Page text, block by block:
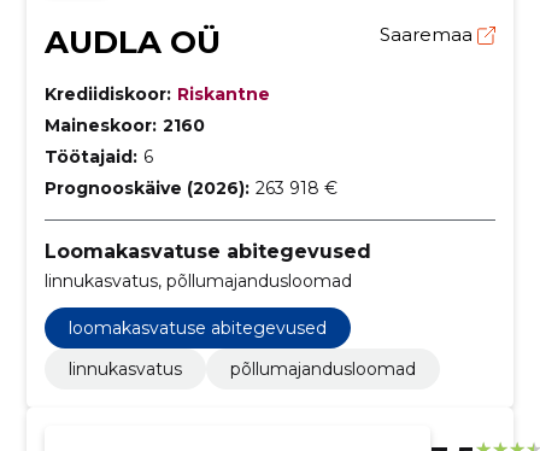
AUDLA OÜ Saaremaa
Krediidiskoor: Riskantne
Maineskoor: 2160
Töötajaid: 6
Prognooskäive (2026): 263 918 €
Loomakasvatuse abitegevused
linnukasvatus, põllumajandusloomad
loomakasvatuse abitegevused
linnukasvatus
põllumajandusloomad